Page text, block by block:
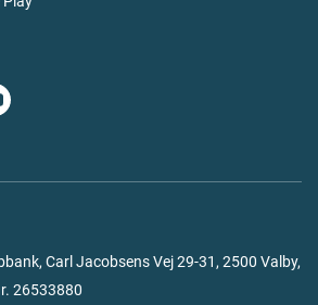
Carl Jacobsens Vej 29-31, 2500 Valby,
26533880